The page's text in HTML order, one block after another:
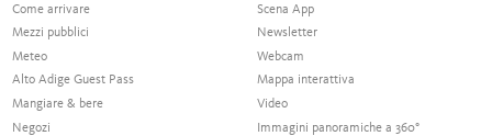
Come arrivare
Mezzi pubblici
Meteo
Alto Adige Guest Pass
Mangiare & bere
Negozi
Scena App
Newsletter
Webcam
Mappa interattiva
Video
Immagini panoramiche a 360°